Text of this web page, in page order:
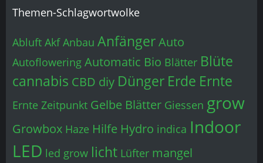
Themen-Schlagwortwolke
Abluft Akf Anbau AnfängerAuto
Autoflowering Automatic Bio Blätter Blüte
cannabis CBD diy Dünger Erde Ernte
Ernte Zeitpunkt Gelbe Blätter Giessen grow
Growbox Haze Hilfe Hydro indica Indoor
LED led grow licht Lüfter mangel